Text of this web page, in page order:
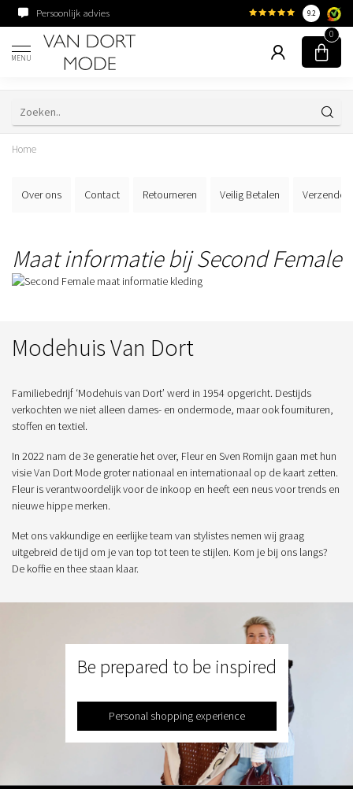
Persoonlijk advies Familiebedrijf sinds
9.2
MENU
0
Home
Over ons Contact Retourneren Veilig Betalen Verzenden
Maat informatie bij Second Female
Modehuis Van Dort
Familiebedrijf ‘Modehuis van Dort’ werd in 1954 opgericht. Destijds
verkochten we niet alleen dames- en ondermode, maar ook fournituren,
stoffen en textiel.
In 2022 nam de 3e generatie het over, Fleur en Sven Romijn gaan met hun
visie Van Dort Mode groter nationaal en internationaal op de kaart zetten.
Fleur is verantwoordelijk voor de inkoop en heeft een neus voor trends en
nieuwe hippe merken.
Met ons vakkundige en eerlijke team van stylistes nemen wij graag
uitgebreid de tijd om je van top tot teen te stijlen. Kom je bij ons langs?
De koffie en thee staan klaar.
Be prepared to be inspired
Personal shopping experience